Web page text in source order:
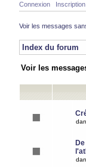
Connexion Inscription
Voir les messages
Index du forum
Voir les